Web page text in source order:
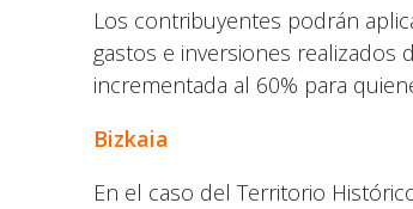
Los contribuyentes podrán
gastos e inversiones realizados
incrementada al 60% para
Bizkaia
En el caso del Territorio